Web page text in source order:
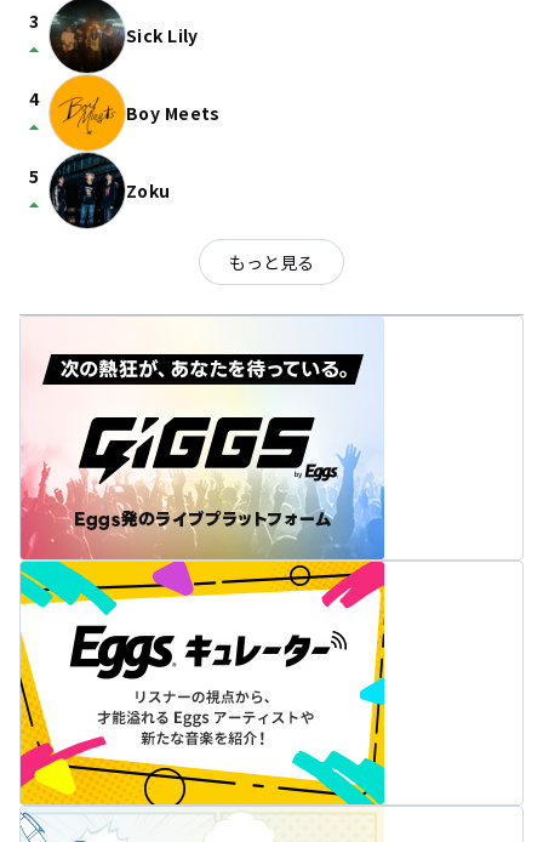
3
arrow_drop_up Sick Lily
4
arrow_drop_up Boy Meets
5
arrow_drop_up Zoku
もっと見る